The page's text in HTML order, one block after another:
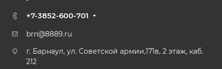
+7-3852-600-701
brn@8889.ru
г. Барнаул, ул. Советской армии,171в, 2 этаж, каб.
212